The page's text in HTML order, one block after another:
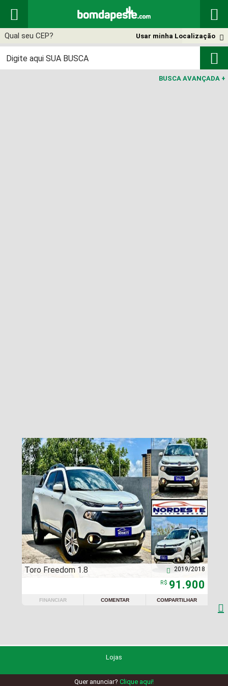
 

Usar minha Localização

BUSCA AVANÇADA +
Toro Freedom 1.8 2019/2018

R$ 91.900
FINANCIAR COMENTAR COMPARTILHAR

Lojas
Quer anunciar? Clique aqui!